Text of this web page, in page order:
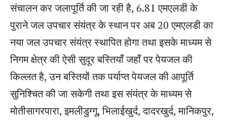
संचालन कर जलापूर्ति की जा रही है, 6.81 एमएलडी के
पुराने जल उपचार संयंत्र के स्थान पर अब 20 एमएलडी का
नया जल उपचार संयंत्र स्थापित होगा तथा इसके माध्यम से
निगम क्षेत्र की ऐसी सुदूर बस्तियॉं जहॉं पर पेयजल की
किल्लत है, उन बस्तियों तक पर्याप्त पेयजल की आपूर्ति
सुनिश्चित की जा सकेगी तथा इस संयंत्र के माध्यम से
मोतीसागरपारा, इमलीडुग्गू, भिलाईखुर्द, दादरखुर्द, मानिकपुर,